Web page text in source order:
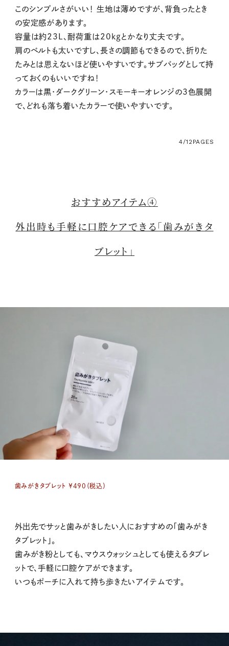
このシンプルさがいい！ 生地は薄めですが、背負ったとき
の安定感があります。
容量は約23L、耐荷重は20kgとかなり丈夫です。
肩のベルトも太いですし、長さの調節もできるので、折りた
たみとは思えないほど使いやすいです。サブバッグとして持
っておくのもいいですね！
カラーは黒・ダークグリーン・スモーキーオレンジの3色展開
で、どれも落ち着いたカラーで使いやすいです。
4/12PAGES
おすすめアイテム④
外出時も手軽に口腔ケアできる「歯みがきタ
ブレット」
歯みがきタブレット ￥490（税込）
外出先でサッと歯みがきしたい人におすすめの「歯みがき
タブレット」。
歯みがき粉としても、マウスウォッシュとしても使えるタブレ
ットで、手軽に口腔ケアができます。
いつもポーチに入れて持ち歩きたいアイテムです。